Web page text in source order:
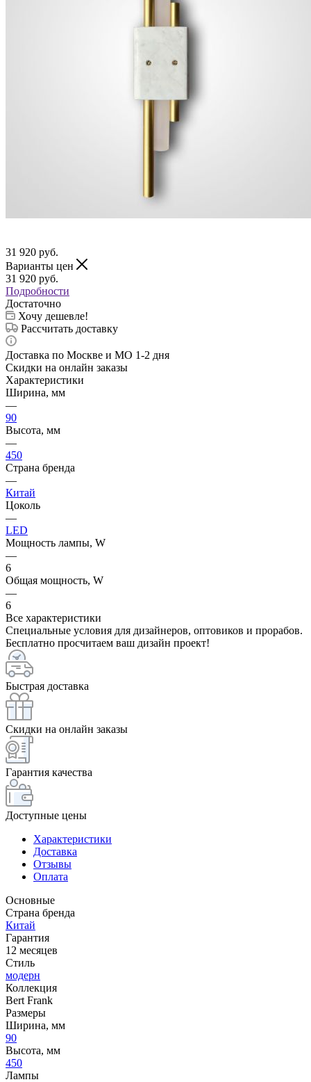
31 920 руб.
Варианты цен
31 920 руб.
Подробности
Достаточно
Хочу дешевле!
Рассчитать доставку
Доставка по Москве и МО 1-2 дня
Скидки на онлайн заказы
Характеристики
Ширина, мм
—
90
Высота, мм
—
450
Страна бренда
—
Китай
Цоколь
—
LED
Мощность лампы, W
—
6
Общая мощность, W
—
6
Все характеристики
Специальные условия для дизайнеров, оптовиков и прорабов.
Бесплатно просчитаем ваш дизайн проект!
Быстрая доставка
Скидки на онлайн заказы
Гарантия качества
Доступные цены
Характеристики
Доставка
Отзывы
Оплата
Основные
Страна бренда
Китай
Гарантия
12 месяцев
Стиль
модерн
Коллекция
Bert Frank
Размеры
Ширина, мм
90
Высота, мм
450
Лампы